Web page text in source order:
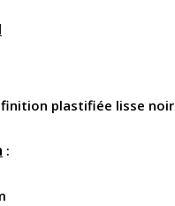
finition plastifiée lisse noir
: